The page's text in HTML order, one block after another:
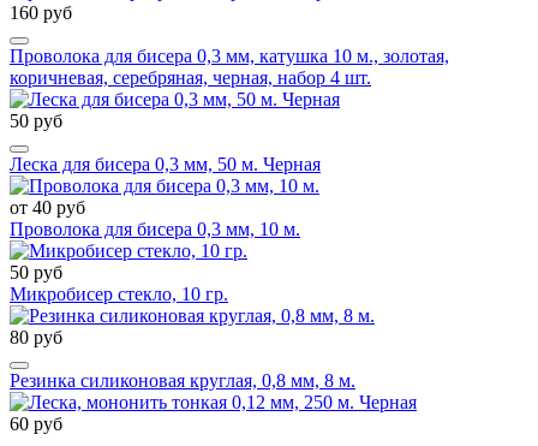
160 руб
Проволока для бисера 0,3 мм, катушка 10 м., золотая,
коричневая, серебряная, черная, набор 4 шт.
50 руб
Леска для бисера 0,3 мм, 50 м. Черная
от 40 руб
Проволока для бисера 0,3 мм, 10 м.
50 руб
Микробисер стекло, 10 гр.
80 руб
Резинка силиконовая круглая, 0,8 мм, 8 м.
60 руб